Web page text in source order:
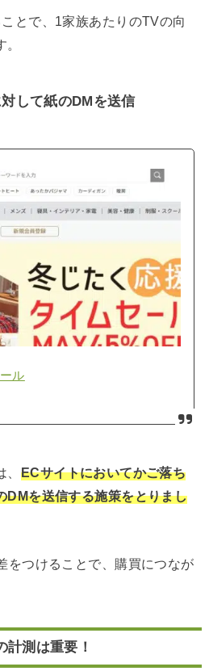
とで、1家族あたりのTVの向
して紙のDMを送信
ル
ECサイトにおいてかご落ち
DMを送信する施策をとりまし
をつけることで、購買につなが
計測は重要！